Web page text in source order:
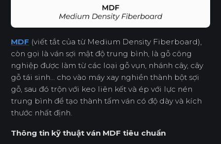
MDF (viết tắt của từ Medium Density Fiberboard),
còn gọi là ván sợi mật độ trung bình, là gỗ công
nghiệp được làm từ các loại gỗ vụn, nhánh cây, cây
gỗ tái sinh... cho vào máy xay nghiền thành bột sợi
gỗ, sau đó trộn với keo liên kết và ép với lực nén
trung bình để tạo thành tấm ván có độ dày và kích
thước nhất định.
Thông tin kỹ thuật ván MDF tiêu chuẩn